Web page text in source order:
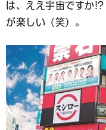
は、ええ宇宙ですか
が楽しい（笑）。